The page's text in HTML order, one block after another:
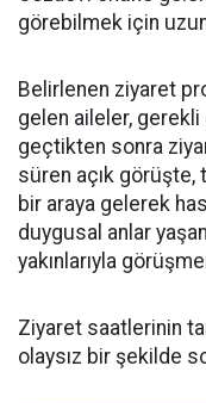
görebilmek için
​Belirlenen ziyaret
gelen aileler,
geçtikten sonra
süren açık
bir araya gelerek
duygusal anlar
yakınlarıyla
​Ziyaret saatlerinin
olaysız bir şekilde